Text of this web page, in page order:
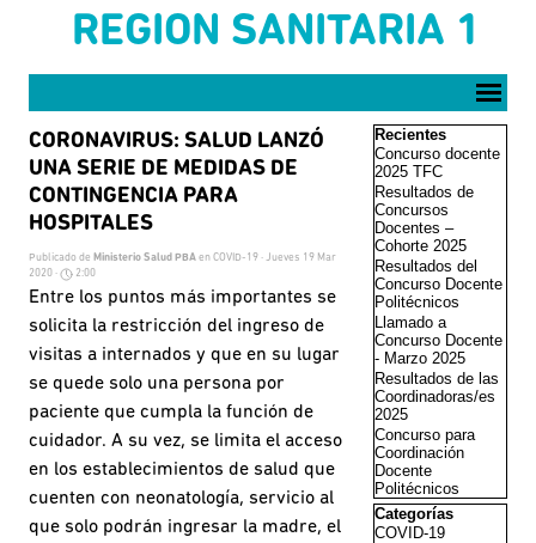
Vaya al Contenido
REGION SANITARIA 1
CORONAVIRUS: SALUD LANZÓ
UNA SERIE DE MEDIDAS DE
CONTINGENCIA PARA
HOSPITALES
Publicado de Ministerio Salud PBA en COVID-19 · Jueves 19 Mar
2020 ·
2:00
Entre los puntos más importantes se
solicita la restricción del ingreso de
visitas a internados y que en su lugar
se quede solo una persona por
paciente que cumpla la función de
cuidador. A su vez, se limita el acceso
en los establecimientos de salud que
cuenten con neonatología, servicio al
que solo podrán ingresar la madre, el
Saltar el bloque
Recientes
Concurso docente
2025 TFC
Resultados de
Concursos
Docentes –
Cohorte 2025
Resultados del
Concurso Docente
Politécnicos
Llamado a
Concurso Docente
- Marzo 2025
Resultados de las
Coordinadoras/es
2025
Concurso para
Coordinación
Docente
Politécnicos
Saltar el bloque
Categorías
COVID-19